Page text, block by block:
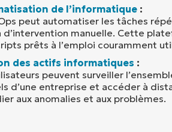
de l’informatique :
peut automatiser les tâches
d’intervention manuelle. Cette
prêts à l’emploi couramment
des actifs informatiques :
peuvent surveiller
d’une entreprise et accéder à
aux anomalies et aux problèmes.